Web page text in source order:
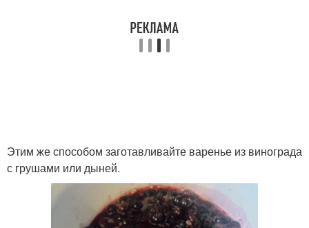
Этим же способом заготавливайте варенье из винограда
с грушами или дыней.